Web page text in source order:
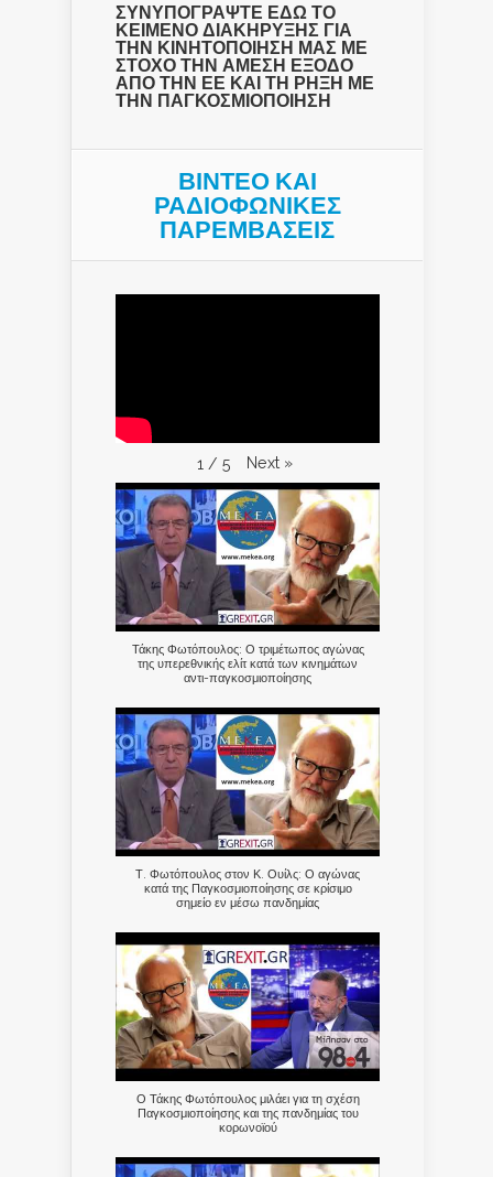
ΣΥΝΥΠΟΓΡΑΨΤΕ ΕΔΩ ΤΟ
ΚΕΙΜΕΝΟ ΔΙΑΚΗΡΥΞΗΣ ΓΙΑ
ΤΗΝ ΚΙΝΗΤΟΠΟΙΗΣΗ ΜΑΣ ΜΕ
ΣΤΟΧΟ ΤΗΝ ΑΜΕΣΗ ΕΞΟΔΟ
ΑΠΟ ΤΗΝ ΕΕ ΚΑΙ ΤΗ ΡΗΞΗ ΜΕ
ΤΗΝ ΠΑΓΚΟΣΜΙΟΠΟΙΗΣΗ
ΒΙΝΤΕΟ ΚΑΙ
ΡΑΔΙΟΦΩΝΙΚΕΣ
ΠΑΡΕΜΒΑΣΕΙΣ
1 / 5 Next »
Τάκης Φωτόπουλος: Ο τριμέτωπος αγώνας
της υπερεθνικής ελίτ κατά των κινημάτων
αντι-παγκοσμιοποίησης
Τ. Φωτόπουλος στον Κ. Ουίλς: Ο αγώνας
κατά της Παγκοσμιοποίησης σε κρίσιμο
σημείο εν μέσω πανδημίας
Ο Τάκης Φωτόπουλος μιλάει για τη σχέση
Παγκοσμιοποίησης και της πανδημίας του
κορωνοϊού